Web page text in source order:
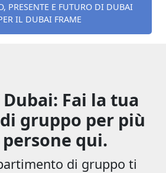
PRESENTE E FUTURO DI DUBAI
IL DUBAI FRAME
Fai la tua
gruppo per più
persone qui.
di gruppo ti